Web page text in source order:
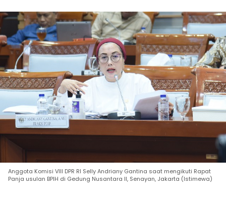
Anggota Komisi VIII DPR RI Selly Andriany Gantina saat mengikuti Rapat
Panja usulan BPIH di Gedung Nusantara II, Senayan, Jakarta (Istimewa)